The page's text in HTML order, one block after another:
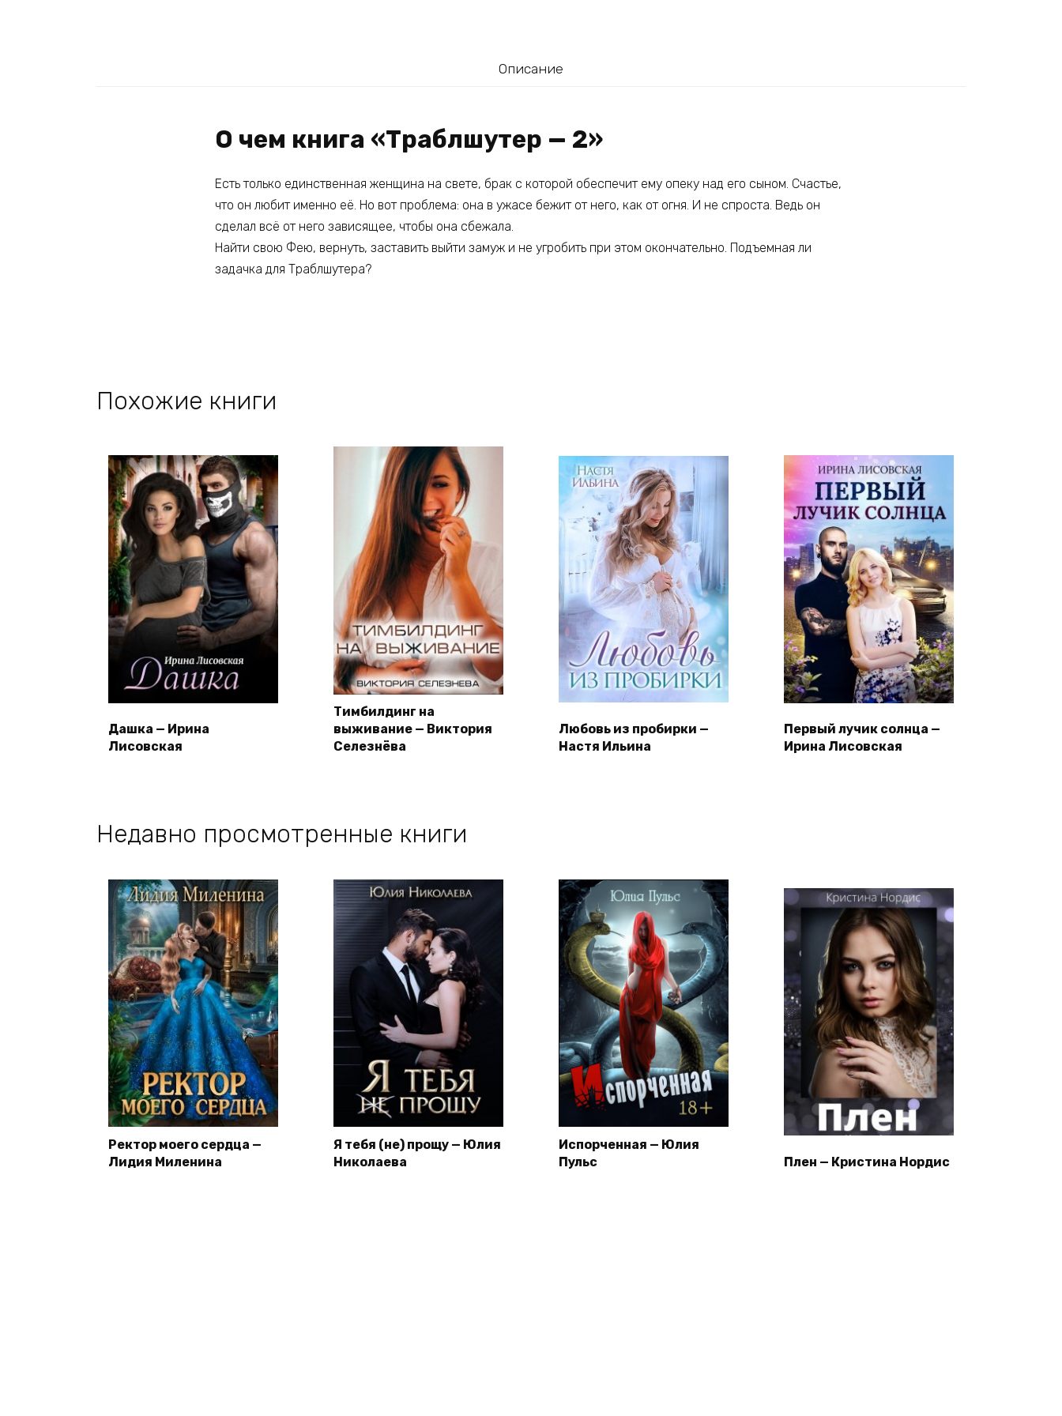
Описание
О чем книга «Траблшутер — 2»
Есть только единственная женщина на свете, брак с которой обеспечит ему опеку над его сыном. Счастье,
что он любит именно её. Но вот проблема: она в ужасе бежит от него, как от огня. И не спроста. Ведь он
сделал всё от него зависящее, чтобы она сбежала.
Найти свою Фею, вернуть, заставить выйти замуж и не угробить при этом окончательно. Подъемная ли
задачка для Траблшутера?
Похожие книги
Дашка — Ирина
Лисовская
Тимбилдинг на
выживание — Виктория
Селезнёва
Любовь из пробирки —
Настя Ильина
Первый лучик солнца —
Ирина Лисовская
Недавно просмотренные книги
Ректор моего сердца —
Лидия Миленина
Я тебя (не) прощу — Юлия
Николаева
Испорченная — Юлия
Пульс
Плен — Кристина Нордис